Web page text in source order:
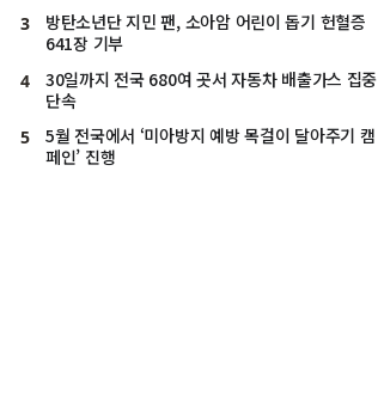
3
방탄소년단 지민 팬, 소아암 어린이 돕기 헌혈증
641장 기부
4
30일까지 전국 680여 곳서 자동차 배출가스 집중
단속
5
5월 전국에서 ‘미아방지 예방 목걸이 달아주기 캠
페인’ 진행